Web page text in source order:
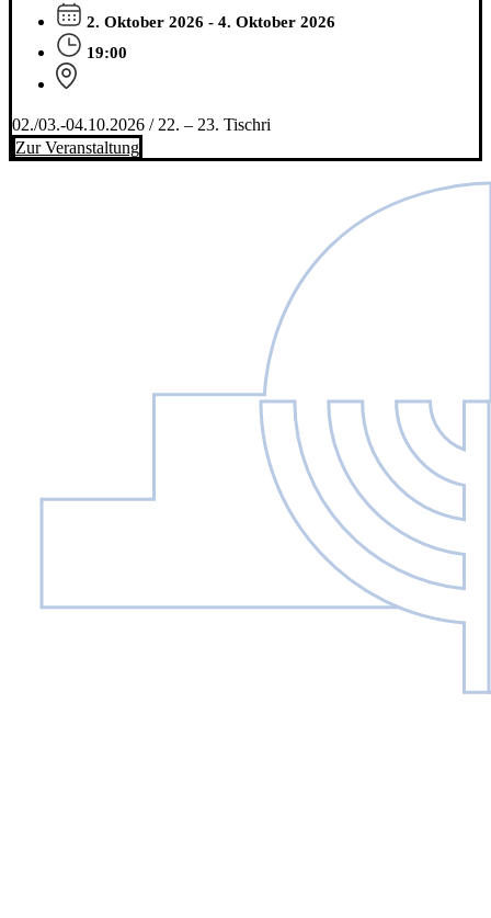
2. Oktober 2026 - 4. Oktober 2026
19:00
02./03.-04.10.2026 / 22. – 23. Tischri
Zur Veranstaltung